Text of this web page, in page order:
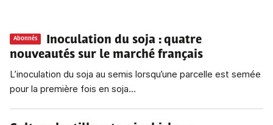
Abonnés Inoculation du soja : quatre
nouveautés sur le marché français
L’inoculation du soja au semis lorsqu’une parcelle est semée
pour la première fois en soja...